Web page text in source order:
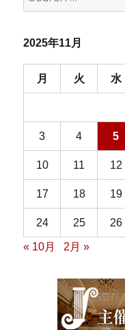
for:
2025年11月
月 火 水
3 4 5
10 11 12
17 18 19
24 25 26
« 10月 2月 »